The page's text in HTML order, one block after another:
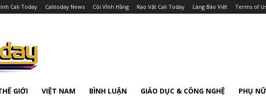
Cali Today Calitoday News Cõi Vĩnh Hằng Rao Vặt Cali Today Làng Báo Việt Terms of
GIỚI VIỆT NAM BÌNH LUẬN GIÁO DỤC & CÔNG NGHỆ PHỤ NỮ